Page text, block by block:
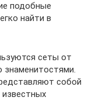
подобные
найти в
сеты от
собой